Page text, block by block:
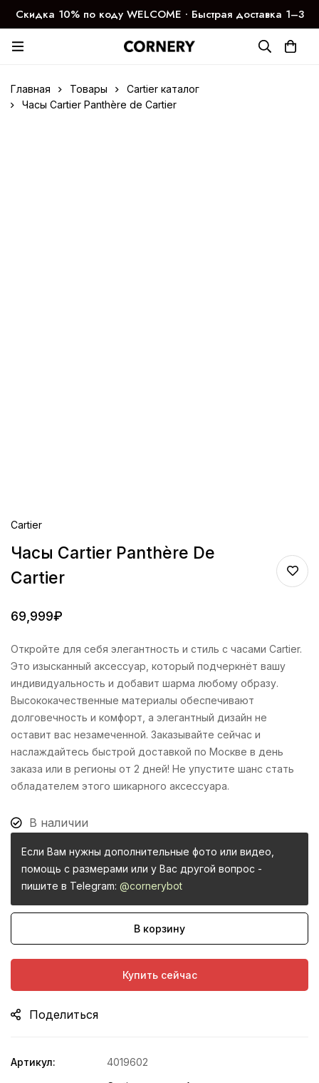
Скидка 10% по коду WELCOME ∙ Быстрая доставка 1–3
дня
Главная Товары
Cartier каталог
Часы Cartier Panthère de Cartier
Cartier
Часы Cartier Panthère De
Cartier
69,999₽
Откройте для себя элегантность и стиль с часами Cartier.
Это изысканный аксессуар, который подчеркнёт вашу
индивидуальность и добавит шарма любому образу.
Высококачественные материалы обеспечивают
долговечность и комфорт, а элегантный дизайн не
оставит вас незамеченной. Заказывайте сейчас и
наслаждайтесь быстрой доставкой по Москве в день
заказа или в регионы от 2 дней! Не упустите шанс стать
обладателем этого шикарного аксессуара.
В наличии
Если Вам нужны дополнительные фото или видео,
помощь с размерами или у Вас другой вопрос -
пишите в Telegram: @cornerybot
В корзину
Купить сейчас
Поделиться
Артикул:
4019602